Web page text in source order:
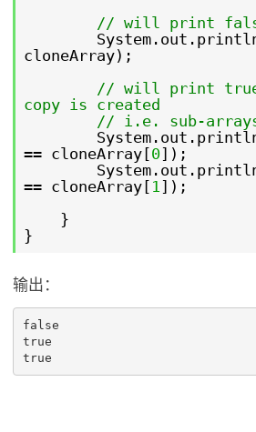
// will print
cloneArray);
// will print true
copy is created
// i.e. sub-
== cloneArray[0]);
== cloneArray[ 1 ]);
}
}
输出：
false
true
true